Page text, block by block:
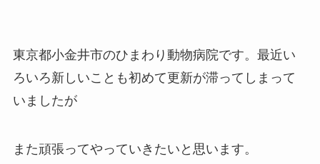
東京都小金井市のひまわり動物病院です。最近い
ろいろ新しいことも初めて更新が滞ってしまって
いましたが
また頑張ってやっていきたいと思います。